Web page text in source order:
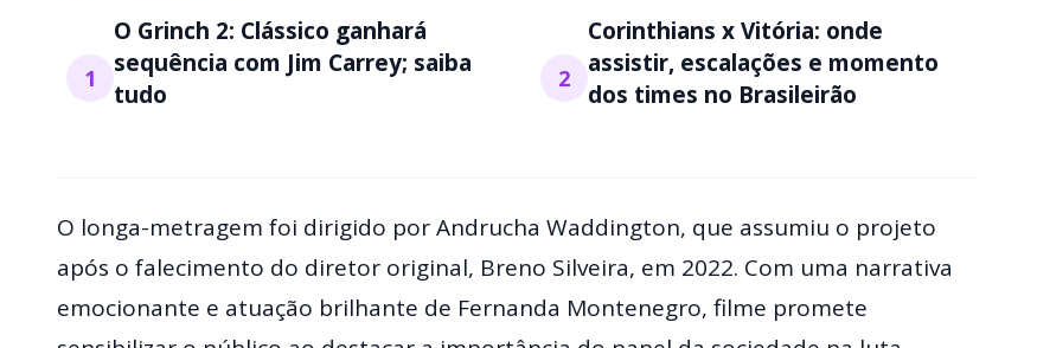
1
O Grinch 2: Clássico ganhará
sequência com Jim Carrey; saiba
tudo
2
Corinthians x Vitória: onde
assistir, escalações e momento
dos times no Brasileirão
O longa-metragem foi dirigido por Andrucha Waddington, que assumiu o projeto
após o falecimento do diretor original, Breno Silveira, em 2022. Com uma narrativa
emocionante e atuação brilhante de Fernanda Montenegro, filme promete